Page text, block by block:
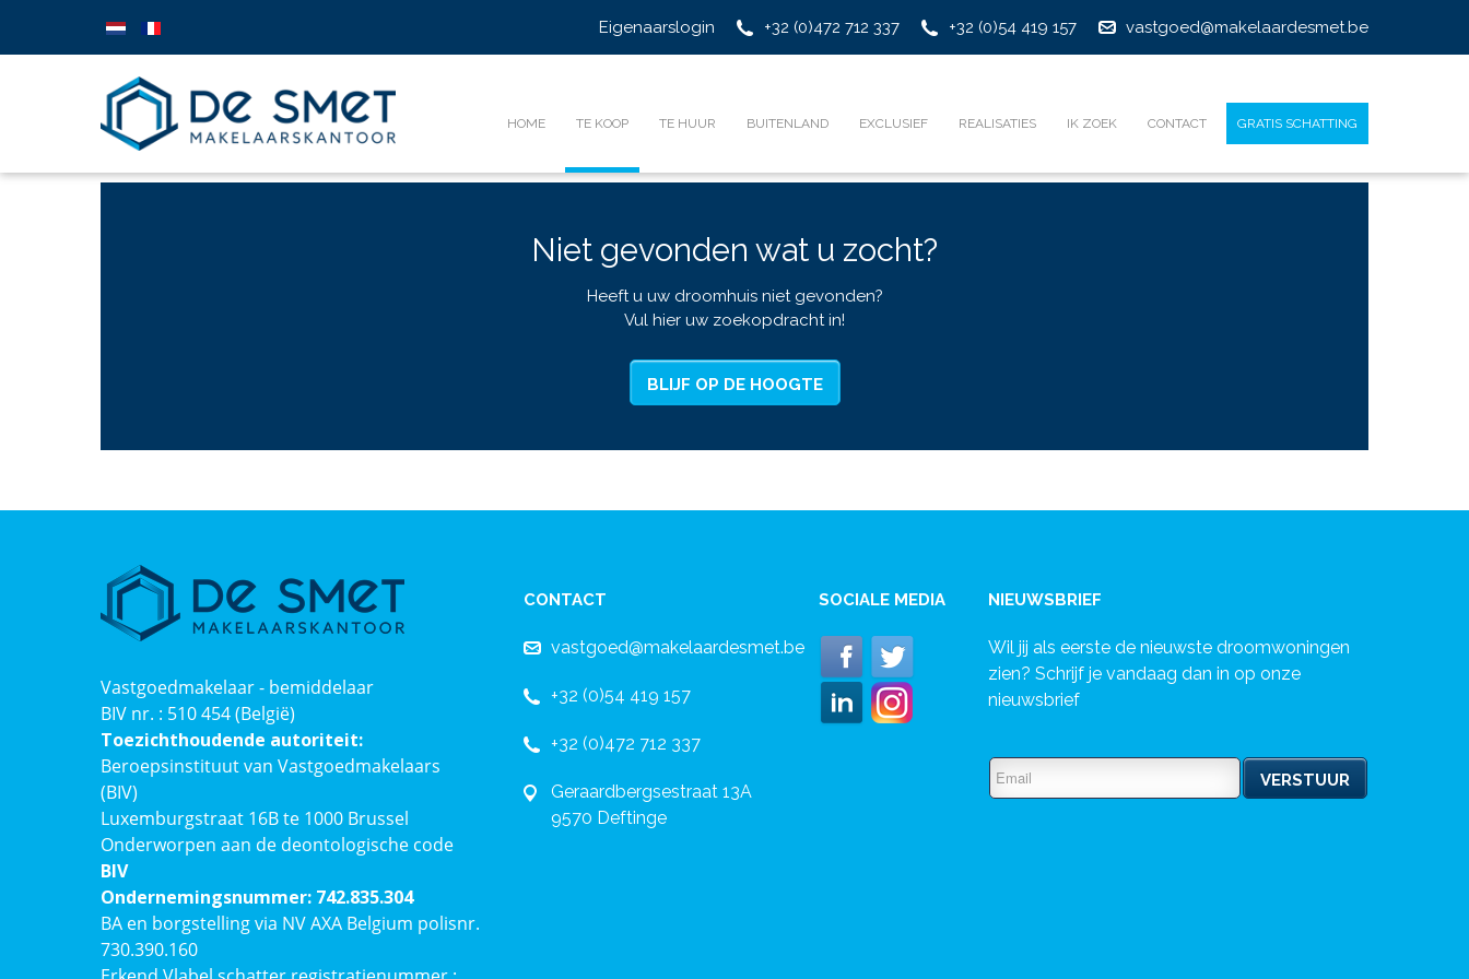
vastgoed@makelaardesmet.be
+32 (0)54 419 157
+32 (0)472 712 337
Eigenaarslogin
HOME TE KOOP TE HUUR BUITENLAND EXCLUSIEF REALISATIES IK ZOEK CONTACT GRATIS SCHATTING
Niet gevonden wat u zocht?
Heeft u uw droomhuis niet gevonden?
Vul hier uw zoekopdracht in!
BLIJF OP DE HOOGTE
Vastgoedmakelaar - bemiddelaar
BIV nr. : 510 454 (België)
Toezichthoudende autoriteit:
Beroepsinstituut van Vastgoedmakelaars
(BIV)
Luxemburgstraat 16B te 1000 Brussel
Onderworpen aan de deontologische code
BIV
Ondernemingsnummer: 742.835.304
BA en borgstelling via NV AXA Belgium polisnr.
730.390.160
CONTACT
vastgoed@makelaardesmet.be
+32 (0)54 419 157
+32 (0)472 712 337
Geraardbergsestraat 13A
9570 Deftinge
SOCIALE MEDIA NIEUWSBRIEF
Wil jij als eerste de nieuwste droomwoningen
zien? Schrijf je vandaag dan in op onze
nieuwsbrief